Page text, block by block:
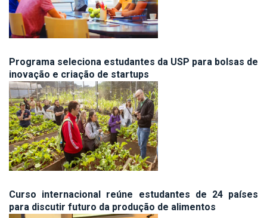
Programa seleciona estudantes da USP para bolsas de
inovação e criação de startups
Curso internacional reúne estudantes de 24 países
para discutir futuro da produção de alimentos